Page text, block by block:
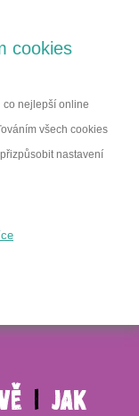
cookies
co nejlepší online
všech cookies
nastavení
JAK